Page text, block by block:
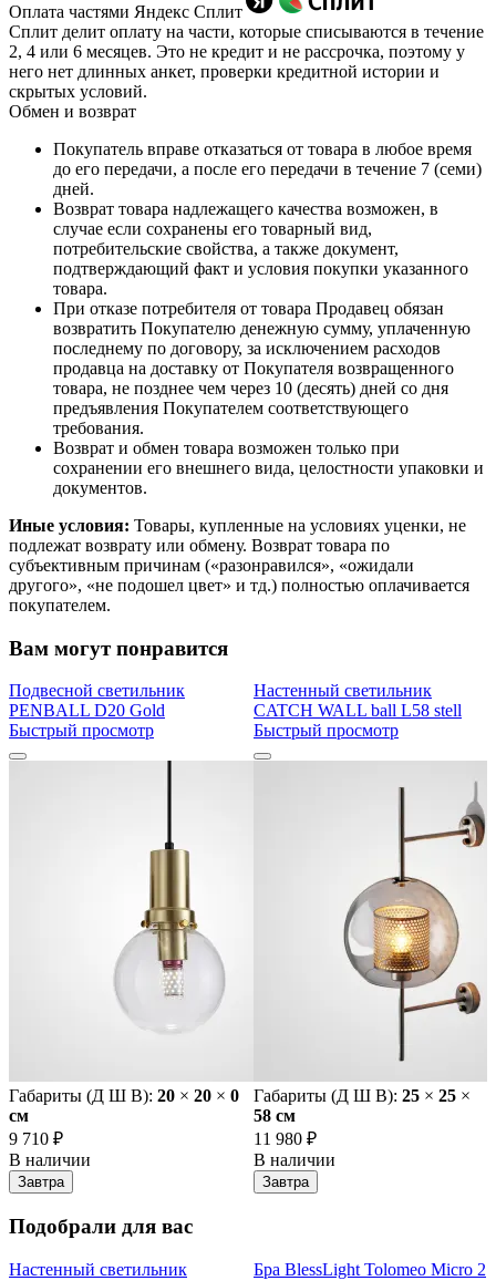
Оплата частями Яндекс Сплит
Сплит делит оплату на части, которые списываются в течение
2, 4 или 6 месяцев. Это не кредит и не рассрочка, поэтому у
него нет длинных анкет, проверки кредитной истории и
скрытых условий.
Обмен и возврат
Покупатель вправе отказаться от товара в любое время
до его передачи, а после его передачи в течение 7 (семи)
дней.
Возврат товара надлежащего качества возможен, в
случае если сохранены его товарный вид,
потребительские свойства, а также документ,
подтверждающий факт и условия покупки указанного
товара.
При отказе потребителя от товара Продавец обязан
возвратить Покупателю денежную сумму, уплаченную
последнему по договору, за исключением расходов
продавца на доставку от Покупателя возвращенного
товара, не позднее чем через 10 (десять) дней со дня
предъявления Покупателем соответствующего
требования.
Возврат и обмен товара возможен только при
сохранении его внешнего вида, целостности упаковки и
документов.
Иные условия: Товары, купленные на условиях уценки, не
подлежат возврату или обмену. Возврат товара по
субъективным причинам («разонравился», «ожидали
другого», «не подошел цвет» и тд.) полностью оплачивается
покупателем.
Вам могут понравится
Подвесной светильник
PENBALL D20 Gold
Быстрый просмотр
Габариты (Д Ш В): 20 × 20 × 0
cм
9 710 ₽
В наличии
Завтра
Настенный светильник
CATCH WALL ball L58 stell
Быстрый просмотр
Габариты (Д Ш В): 25 × 25 ×
58 cм
11 980 ₽
В наличии
Завтра
Подобрали для вас
Настенный светильник
Бра BlessLight Tolomeo Micro 2